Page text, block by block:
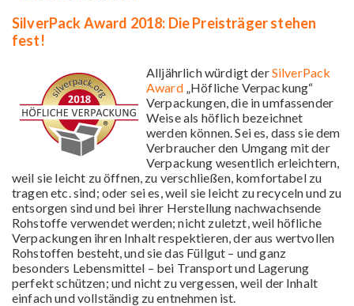
SilverPack Award 2018: Die Preisträger stehen
fest!
Alljährlich würdigt derSilverPack
Award„Höfliche Verpackung“
Verpackungen, die in umfassender
Weise als höflich bezeichnet
werden können. Sei es, dass sie dem
Verbraucher den Umgang mit der
Verpackung wesentlich erleichtern,
weil sie leicht zu öffnen, zu verschließen, komfortabel zu
tragen etc. sind; oder sei es, weil sie leicht zu recyceln und zu
entsorgen sind und bei ihrer Herstellung nachwachsende
Rohstoffe verwendet werden; nicht zuletzt, weil höfliche
Verpackungen ihren Inhalt respektieren, der aus wertvollen
Rohstoffen besteht, und sie das Füllgut – und ganz
besonders Lebensmittel – bei Transport und Lagerung
perfekt schützen; und nicht zu vergessen, weil der Inhalt
einfach und vollständig zu entnehmen ist.